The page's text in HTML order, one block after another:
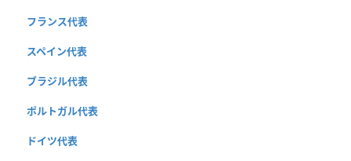
フランス代表
スペイン代表
ブラジル代表
ポルトガル代表
ドイツ代表